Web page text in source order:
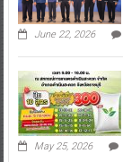
June 22, 2026
May 25, 2026